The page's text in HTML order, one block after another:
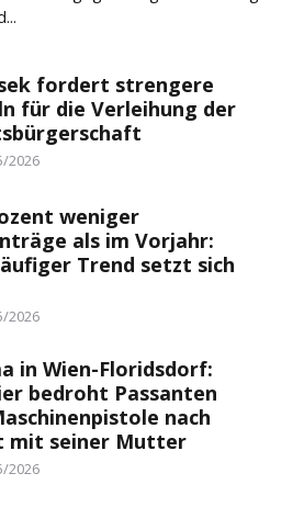
fordert strengere
für die Verleihung der
2026
weniger
als im Vorjahr:
Trend setzt sich
2026
in Wien-Floridsdorf:
bedroht Passanten
nach
mit seiner Mutter
2026